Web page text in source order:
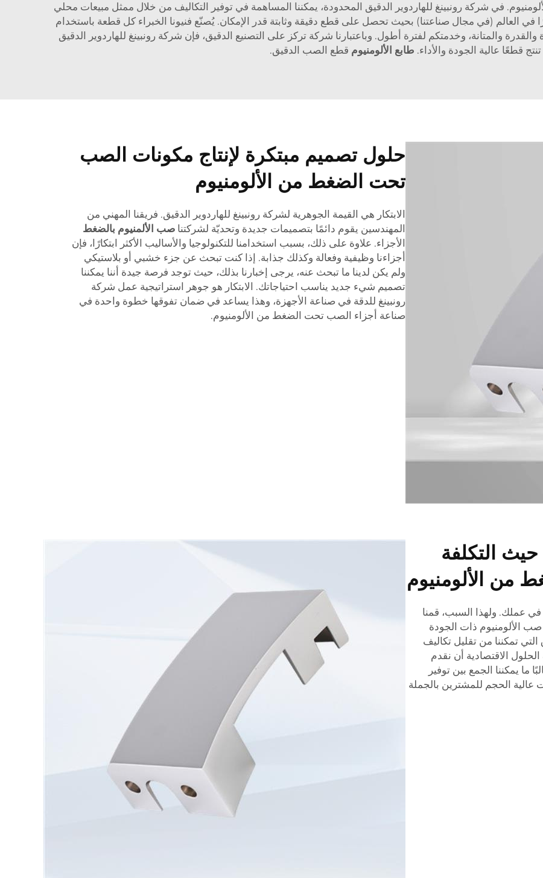
في شركة رونبينغ للهاردوير الدقيق المحدودة، يمكننا المساهمة في توفير التكاليف من خلال ممثل مبيعات محلي
العالم (في مجال صناعتنا) بحيث تحصل على قطع دقيقة وثابتة قدر الإمكان. يُصنّع فنيونا الخبراء كل قطعة باستخدام
والمتانة، وخدمتكم لفترة أطول. وباعتبارنا شركة تركز على التصنيع الدقيق، فإن شركة رونبينغ للهاردوير الدقيق
تنتج قطعًا عالية الجودة والأداء. طابع الألومنيوم قطع الصب الدقيق.
حلول تصميم مبتكرة لإنتاج مكونات الصب
تحت الضغط من الألومنيوم
الابتكار هي القيمة الجوهرية لشركة رونبينغ للهاردوير الدقيق. فريقنا المهني من
المهندسين يقوم دائمًا بتصميمات جديدة وتحديّة لشركتنا صب الألمنيوم بالضغط
الأجزاء. علاوة على ذلك، بسبب استخدامنا للتكنولوجيا والأساليب الأكثر ابتكارًا، فإن
أجزاءنا وظيفية وفعالة وكذلك جذابة. إذا كنت تبحث عن جزء خشبي أو بلاستيكي
ولم يكن لدينا ما تبحث عنه، يرجى إخبارنا بذلك، حيث توجد فرصة جيدة أننا يمكننا
تصميم شيء جديد يناسب احتياجاتك. الابتكار هو جوهر استراتيجية عمل شركة
رونبينغ للدقة في صناعة الأجهزة، وهذا يساعد في ضمان تفوقها خطوة واحدة في
صناعة أجزاء الصب تحت الضغط من الألومنيوم.
التكلفة
من الألومنيوم
في عملك. ولهذا السبب، قمنا
الألومنيوم ذات الجودة
تمكننا من تقليل تكاليف
الحلول الاقتصادية أن نقدم
ما يمكننا الجمع بين توفير
عالية الحجم للمشترين بالجملة